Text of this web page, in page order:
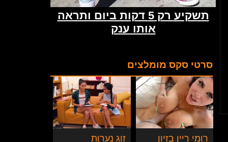
סרטי סקס מומלצים
רומי ריין בזיון
זוג נערות